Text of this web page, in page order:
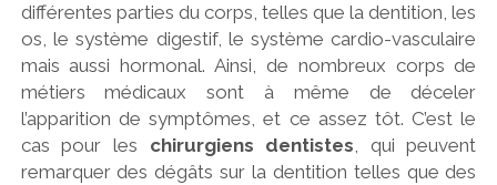
différentes parties du corps, telles que la dentition, les
os, le système digestif, le système cardio-vasculaire
mais aussi hormonal. Ainsi, de nombreux corps de
métiers médicaux sont à même de déceler
l’apparition de symptômes, et ce assez tôt. C’est le
cas pour les chirurgiens dentistes, qui peuvent
remarquer des dégâts sur la dentition telles que des